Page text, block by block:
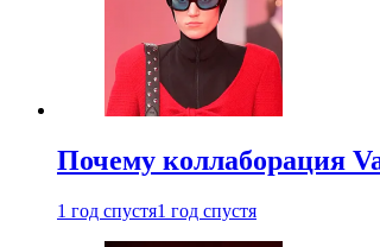
Почему коллаборация
1 год спустя1 год спустя